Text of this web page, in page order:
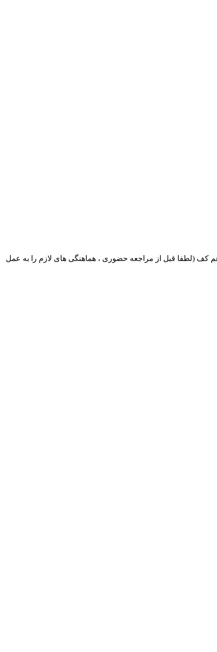
ایران بابکت : میدان حر . خ امام خمینی . خیابان کمالی . خیابان اسکندری جنوبی اول خیابان مرتضوی پلاک 8 طبقه هم کف (لطفا قبل از مراجعه حضوری ، هماهنگی های لازم را به عمل